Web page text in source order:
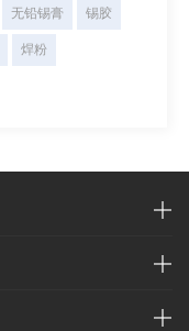
无铅锡膏 锡胶
焊粉